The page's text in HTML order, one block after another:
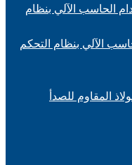
الحاسب الآلي بنظام
الآلي بنظام التحكم